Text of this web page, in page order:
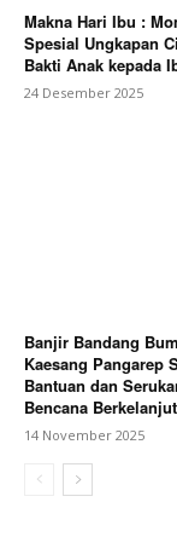
Makna Hari Ibu :
Spesial Ungkapan
Bakti Anak kepada
24 Desember 2025
Banjir Bandang
Kaesang Pangarep
Bantuan dan
Bencana
14 November 2025